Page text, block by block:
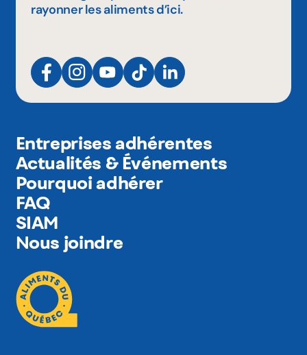
rayonner les aliments d’ici.
Entreprises adhérentes
Actualités & Événements
Pourquoi adhérer
FAQ
SIAM
Nous joindre